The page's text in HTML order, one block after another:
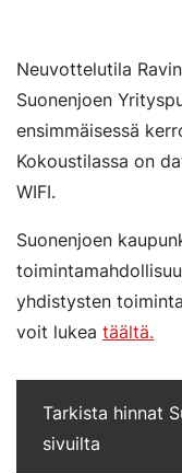
Neuvottelutila
Suonenjoen
ensimmäisessä
Kokoustilassa on
WIFI.
Suonenjoen
yhdistysten
voit lukea täältä.
Tarkista hinnat
sivuilta